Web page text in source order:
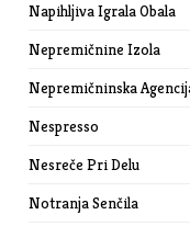
Napihljiva Igrala Obala
Nepremičnine Izola
Nepremičninska
Nespresso
Nesreče Pri Delu
Notranja Senčila